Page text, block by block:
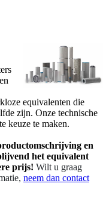
equivalenten die
zijn. Onze technische
keuze te maken.
en
het equivalent
prijs! Wilt u graag
neem dan contact